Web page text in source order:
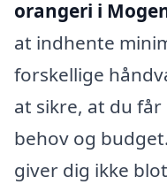
orangeri i
at indhente
forskellige
at sikre, at du
behov og
giver dig ikke